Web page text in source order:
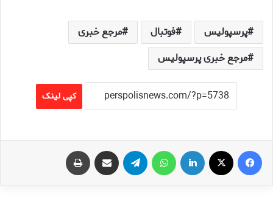
پرسپولیس فوتبال
مرجع خبری
مرجع خبری پرسپولیس
کپی لینک
فیس بوک لینکدین تلگرام اشتراک گذاری از طریق ایمیل